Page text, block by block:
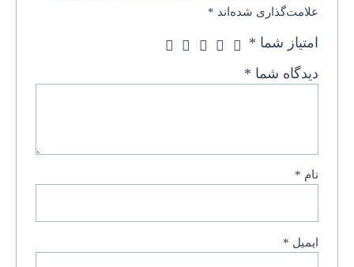
علامت‌گذاری شده‌اند *
امتیاز شما *
دیدگاه شما *
نام *
ایمیل *